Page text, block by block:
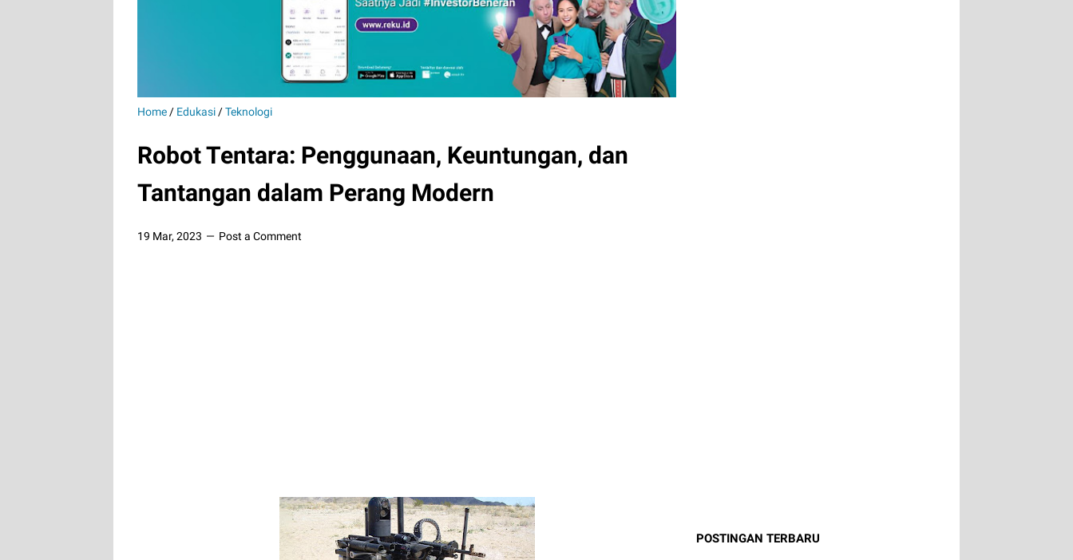
Home / Edukasi /Teknologi
Robot Tentara: Penggunaan, Keuntungan, dan
Tantangan dalam Perang Modern
19 Mar, 2023 Post a Comment
POSTINGAN TERBARU